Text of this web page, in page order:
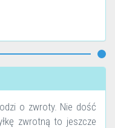
o zwroty. Nie dość
zwrotną to jeszcze